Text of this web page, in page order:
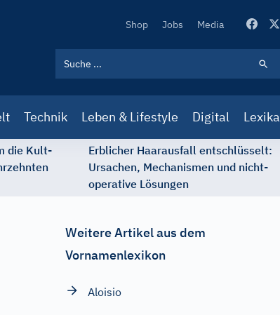
Secondary
Shop Jobs Media
Technik Leben & Lifestyle Digital Lexika
die Kult-
Erblicher Haarausfall entschlüsselt:
Ursachen, Mechanismen und nicht-
operative Lösungen
Weitere Artikel aus dem
Vornamenlexikon
Aloisio